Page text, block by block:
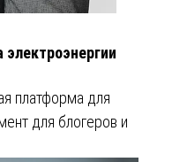
электроэнергии
платформа для
для блогеров и